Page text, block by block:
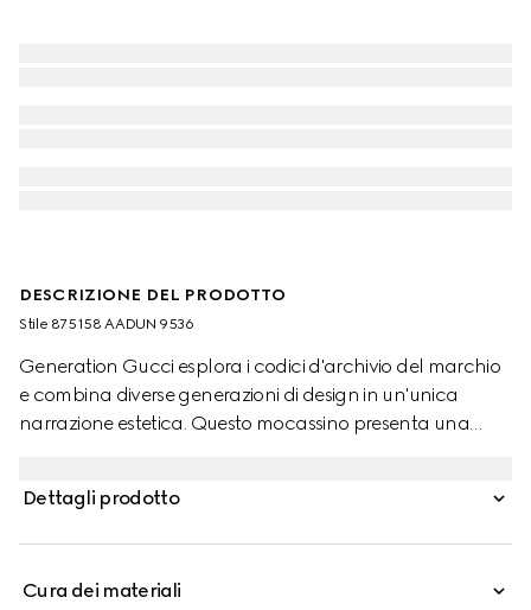
DESCRIZIONE DEL PRODOTTO
Stile ‎875158 AADUN 9536
Generation Gucci esplora i codici d'archivio del marchio
e combina diverse generazioni di design in un'unica
narrazione estetica. Questo mocassino presenta una
Realizzato in suede in una ricca tonalità, lo stile è
Dettagli prodotto
Cura dei materiali